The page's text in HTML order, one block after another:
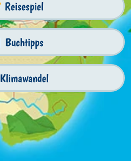
Reisespiel
Buchtipps
Klimawandel